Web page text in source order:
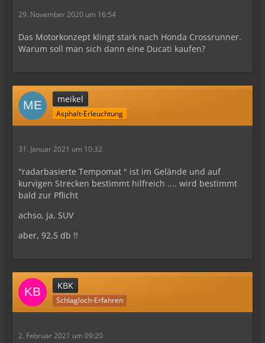
29. November 2020 um 16:54
Das Motorkonzept klingt stark nach Honda Crossrunner.
Warum soll man sich dann eine Ducati kaufen?
meikel
Asphalt-Erleuchtung
31. Januar 2021 um 10:32
"radarbasierte Tempomat " ist im Gelände und auf
kurvigen Strecken bestimmt hilfreich .... wird bestimmt
bald zur Pflicht
achso, ja, SUV
aber, 92,5 db !!
KBK
Schlagloch-Erfahren
2. Februar 2021 um 09:20